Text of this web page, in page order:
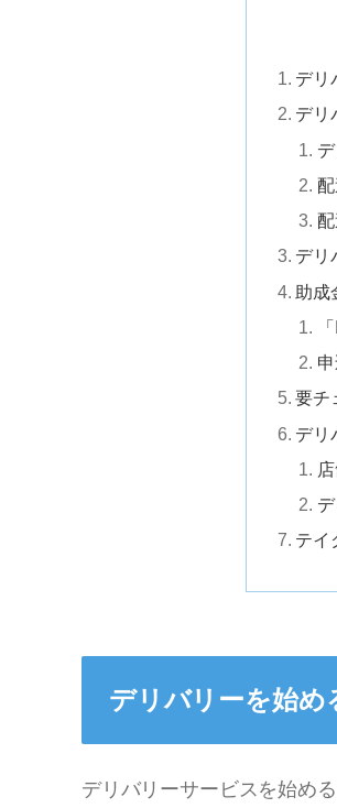
デリ
デリ
デリ
助成
要チ
デリ
テイ
デリバリーを始め
デリバリーサービスを始め